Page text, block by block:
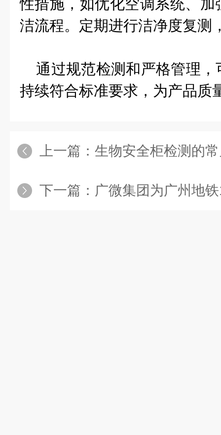
性措施，如优化空调系统、
洁流程。定期进行洁净度复测
通过规范检测和严格管理，
持续符合标准要求，为产品质
上一篇： 生物安全柜检测的
下一篇： 广微集团为广州地铁12号线